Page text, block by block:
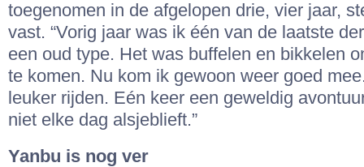
toegenomen in de afgelopen drie, vier jaar,
vast. “Vorig jaar was ik één van de laatste
een oud type. Het was buffelen en bikkelen
te komen. Nu kom ik gewoon weer goed
leuker rijden. Eén keer een geweldig
niet elke dag alsjeblieft.”
Yanbu is nog ver